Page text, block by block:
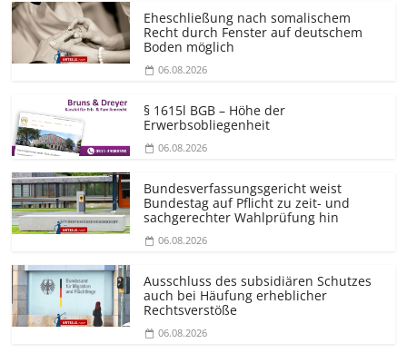
Eheschließung nach somalischem
Recht durch Fenster auf deutschem
Boden möglich
06.08.2026
§ 1615l BGB – Höhe der
Erwerbsobliegenheit
06.08.2026
Bundesver­fassungsgericht weist
Bundestag auf Pflicht zu zeit- und
sachgerechter Wahlprüfung hin
06.08.2026
Ausschluss des subsidiären Schutzes
auch bei Häufung erheblicher
Rechtsverstöße
06.08.2026